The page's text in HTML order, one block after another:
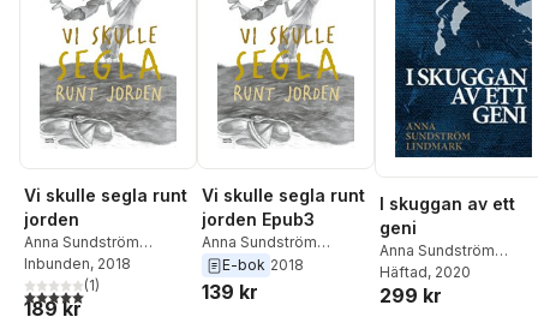
Vi skulle segla runt
jorden
Anna Sundström
Lindmark
Inbunden, 2018
5,0utav 5 stjärnor. Totalt antal röster:
(1)
189 kr
Vi skulle segla runt
jorden Epub3
Anna Sundström
Lindmark
E-bok 2018
139 kr
I skuggan av ett
geni
Anna Sundström
Lindmark
Häftad, 2020
299 kr